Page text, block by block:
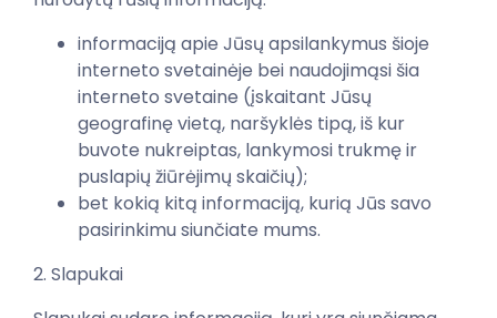
informaciją apie Jūsų apsilankymus šioje
interneto svetainėje bei naudojimąsi šia
interneto svetaine (įskaitant Jūsų
geografinę vietą, naršyklės tipą, iš kur
buvote nukreiptas, lankymosi trukmę ir
puslapių žiūrėjimų skaičių);
bet kokią kitą informaciją, kurią Jūs savo
pasirinkimu siunčiate mums.
2. Slapukai